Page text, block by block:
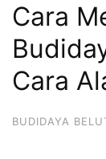
Cara
Cara
BUDIDAYA